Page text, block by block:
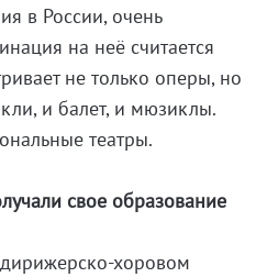
в России, очень
на неё считается
не только оперы, но
и балет, и мюзиклы.
театры.
свое образование
хоровом